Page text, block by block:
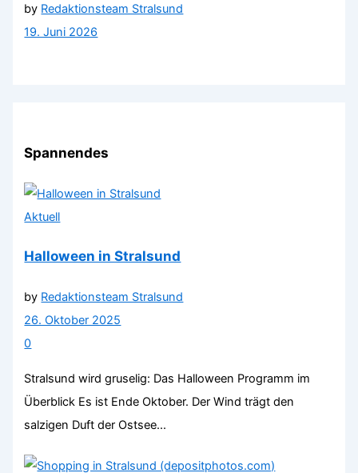
by Redaktionsteam Stralsund
19. Juni 2026
Spannendes
Aktuell
Halloween in Stralsund
by Redaktionsteam Stralsund
26. Oktober 2025
0
Stralsund wird gruselig: Das Halloween Programm im
Überblick Es ist Ende Oktober. Der Wind trägt den
salzigen Duft der Ostsee...